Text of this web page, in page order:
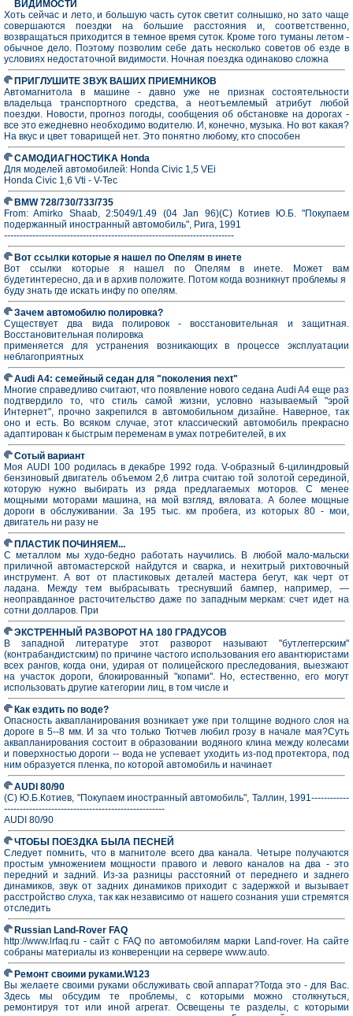
ВИДИМОСТИ
Хоть сейчас и лето, и большую часть суток светит солнышко, но зато чаще
совершаются поездки на большие расстояния и, соответственно,
возвращаться приходится в тeмное время суток. Кроме того туманы летом -
обычное дело. Поэтому позволим себе дать несколько советов об езде в
условиях недостаточной видимости. Ночная поездка одинаково сложна
ПРИГЛУШИТЕ ЗВУК ВАШИХ ПРИЕМНИКОВ
Автомагнитола в машине - давно уже не признак состоятельности
владельца транспортного средства, а неотъемлемый атрибут любой
поездки. Новости, прогноз погоды, сообщения об обстановке на дорогах -
все это ежедневно необходимо водителю. И, конечно, музыка. Но вот какая?
На вкус и цвет товарищей нет. Это понятно любому, кто способен
СAМОДИAГНОСТИKA Honda
Для моделей автомобилей: Honda Civic 1,5 VEi
Honda Civic 1,6 Vti - V-Tec
BMW 728/730/733/735
From: Amirko Shaab, 2:5049/1.49 (04 Jan 96)(C) Котиев Ю.Б. "Покупаем
подеpжанный иностpанный автомобиль", Рига, 1991
-------------------------------------------------------------------------
Вот ссылки которые я нашел по Опелям в инете
Вот ссылки которые я нашел по Опелям в инете. Может вам
будетинтересно, да и в архив положите. Потом когда возникнут проблемы я
буду знать где искать инфу по опелям.
Зачем автомобилю полировка?
Существует два вида полировок - восстановительная и защитная.
Восстановительная полировка
применяется для устранения возникающих в процессе эксплуатации
неблагоприятных
Audi A4: семейный седан для "поколения next"
Многие справедливо считают, что появление нового седана Audi A4 еще раз
подтвердило то, что стиль самой жизни, условно называемый "эрой
Интернет", прочно закрепился в автомобильном дизайне. Наверное, так
оно и есть. Во всяком случае, этот классический автомобиль прекрасно
адаптирован к быстрым переменам в умах потребителей, в их
Сотый вариант
Моя AUDI 100 родилась в декабре 1992 года. V-образный 6-цилиндровый
бензиновый двигатель объемом 2,6 литра считаю той золотой серединой,
которую нужно выбирать из ряда предлагаемых моторов. С менее
мощными моторами машина, на мой взгляд, вяловата. А более мощные
дороги в обслуживании. За 195 тыс. км пробега, из которых 80 - мои,
двигатель ни разу не
ПЛАСТИК ПОЧИНЯЕМ...
С металлом мы худо-бедно работать научились. В любой мало-мальски
приличной автомастерской найдутся и сварка, и нехитрый рихтовочный
инструмент. А вот от пластиковых деталей мастера бегут, как черт от
ладана. Между тем выбрасывать треснувший бампер, например, —
неоправданное расточительство даже по западным меркам: счет идет на
сотни долларов. При
ЭКСТРЕННЫЙ РАЗВОРОТ НА 180 ГРАДУСОВ
В западной литературе этот разворот называют "бутлеггерским"
(контрабандистским) по причине частого использования его авантюристами
всех рангов, когда они, удирая от полицейского преследования, выезжают
на участок дороги, блокированный "копами". Но, естественно, его могут
использовать другие категории лиц, в том числе и
Как ездить по воде?
Опасность аквапланирования возникает уже при толщине водного слоя на
дороге в 5--8 мм. И за что только Тютчев любил грозу в начале мая?Суть
аквапланирования состоит в образовании водяного клина между колесами
и поверхностью дороги -- вода не успевает уходить из-под протектора, под
ним образуется пленка, по которой автомобиль и начинает
AUDI 80/90
(С) Ю.Б.Котиев, "Покупаем иностранный автомобиль", Таллин, 1991------------
---------------------------------------------------
AUDI 80/90
ЧТОБЫ ПОЕЗДКА БЫЛА ПЕСНЕЙ
Следует помнить, что в магнитоле всего два канала. Четыре получаются
простым умножением мощности правого и левого каналов на два - это
передний и задний. Из-за разницы расстояний от переднего и заднего
динамиков, звук от задних динамиков приходит с задержкой и вызывает
расстройство слуха, так как независимо от нашего сознания уши стремятся
отследить
Russian Land-Rover FAQ
http://www.lrfaq.ru - сайт с FAQ по автомобилям марки Land-rover. На сайте
собраны материалы из конверенции на сервере www.auto.
Ремонт своими руками.W123
Вы желаете своими руками обслуживать свой аппарат?Тогда это - для Вас.
Здесь мы обсудим те проблемы, с которыми можно столкнуться,
ремонтируя тот или иной агрегат. Освещены те разделы, с которыми